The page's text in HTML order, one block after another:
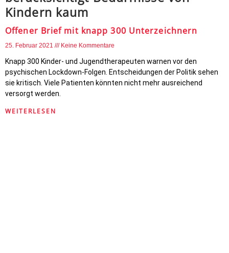
Kindern kaum
Offener Brief mit knapp 300 Unterzeichnern
25. Februar 2021 Keine Kommentare
Knapp 300 Kinder- und Jugendtherapeuten warnen vor den
psychischen Lockdown-Folgen. Entscheidungen der Politik sehen
sie kritisch. Viele Patienten könnten nicht mehr ausreichend
versorgt werden.
WEITERLESEN